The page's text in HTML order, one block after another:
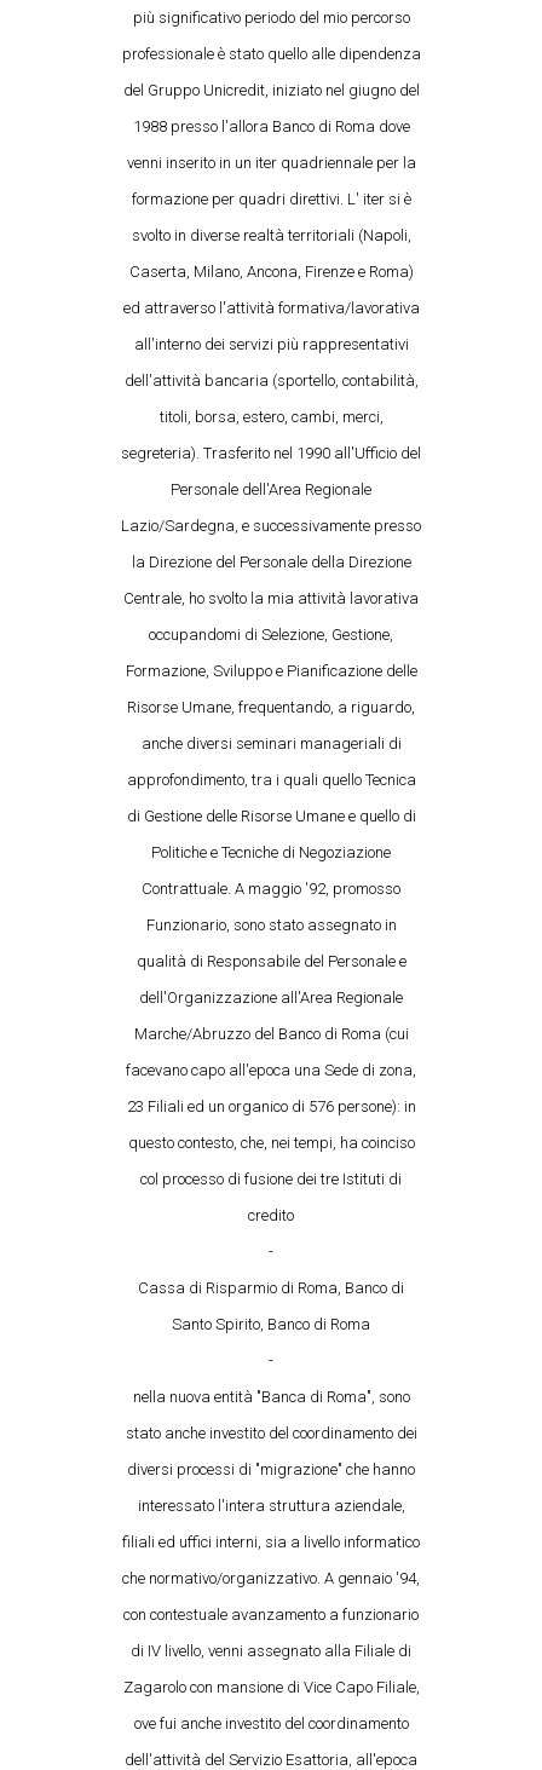
più significativo periodo del mio percorso
professionale è stato quello alle dipendenza
del Gruppo Unicredit, iniziato nel giugno del
1988 presso l'allora Banco di Roma dove
venni inserito in un iter quadriennale per la
formazione per quadri direttivi. L' iter si è
svolto in diverse realtà territoriali (Napoli,
Caserta, Milano, Ancona, Firenze e Roma)
ed attraverso l'attività formativa/lavorativa
all'interno dei servizi più rappresentativi
dell'attività bancaria (sportello, contabilità,
titoli, borsa, estero, cambi, merci,
segreteria). Trasferito nel 1990 all'Ufficio del
Personale dell'Area Regionale
Lazio/Sardegna, e successivamente presso
la Direzione del Personale della Direzione
Centrale, ho svolto la mia attività lavorativa
occupandomi di Selezione, Gestione,
Formazione, Sviluppo e Pianificazione delle
Risorse Umane, frequentando, a riguardo,
anche diversi seminari manageriali di
approfondimento, tra i quali quello Tecnica
di Gestione delle Risorse Umane e quello di
Politiche e Tecniche di Negoziazione
Contrattuale. A maggio '92, promosso
Funzionario, sono stato assegnato in
qualità di Responsabile del Personale e
dell'Organizzazione all'Area Regionale
Marche/Abruzzo del Banco di Roma (cui
facevano capo all'epoca una Sede di zona,
23 Filiali ed un organico di 576 persone): in
questo contesto, che, nei tempi, ha coinciso
col processo di fusione dei tre Istituti di
credito
-
Cassa di Risparmio di Roma, Banco di
Santo Spirito, Banco di Roma
-
nella nuova entità "Banca di Roma", sono
stato anche investito del coordinamento dei
diversi processi di "migrazione" che hanno
interessato l'intera struttura aziendale,
filiali ed uffici interni, sia a livello informatico
che normativo/organizzativo. A gennaio '94,
con contestuale avanzamento a funzionario
di IV livello, venni assegnato alla Filiale di
Zagarolo con mansione di Vice Capo Filiale,
ove fui anche investito del coordinamento
dell'attività del Servizio Esattoria, all'epoca